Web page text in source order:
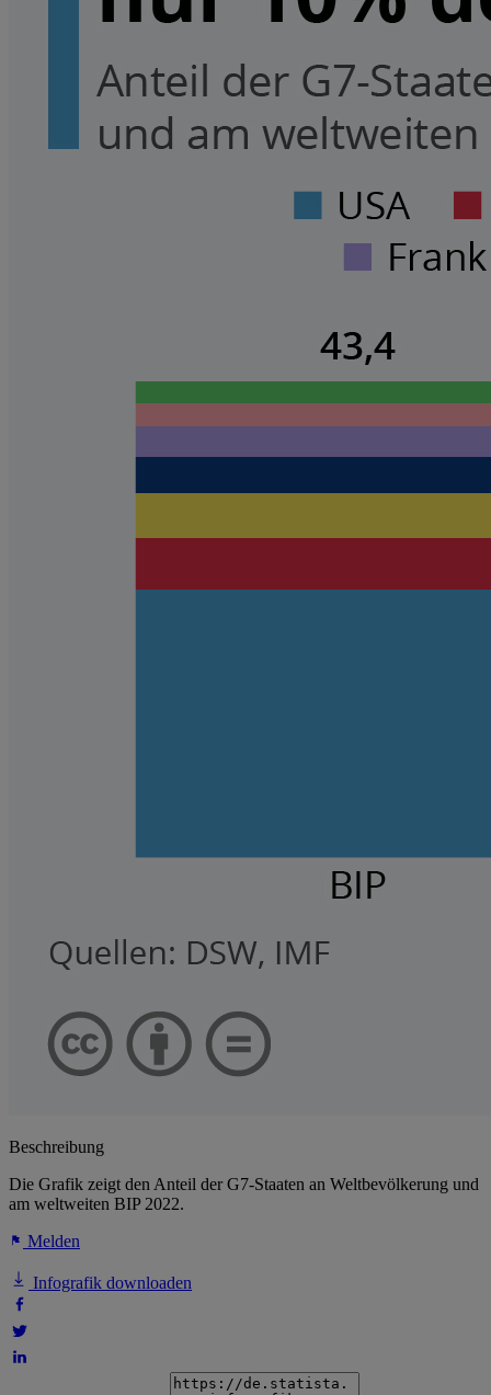
Beschreibung
Die Grafik zeigt den Anteil der G7-Staaten an Weltbevölkerung und
am weltweiten BIP 2022.
Melden
Infografik downloaden